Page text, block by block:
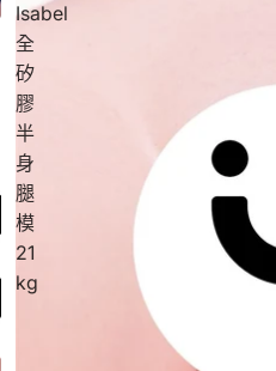
Isabel
全
矽
膠
半
身
腿
模
21
kg